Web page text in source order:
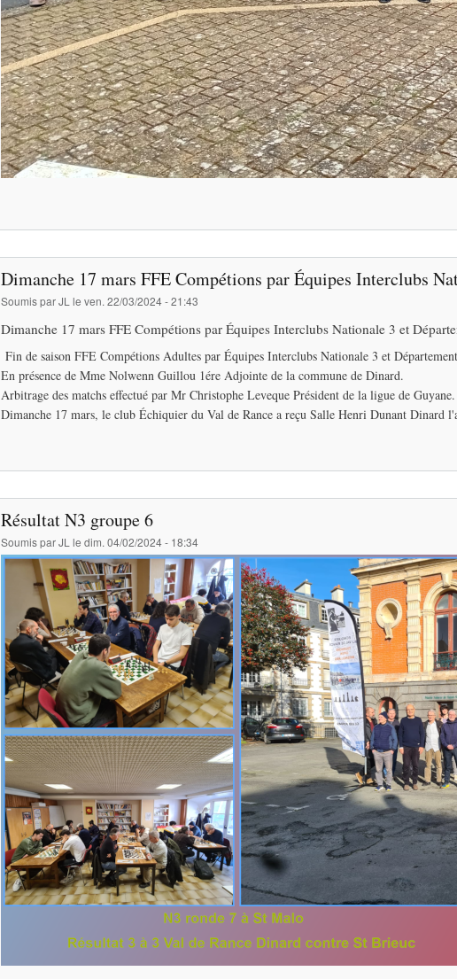
Dimanche 17 mars FFE Compétions par Équipes Interclubs
Soumis parJL le ven. 22/03/2024 - 21:43
Dimanche 17 mars FFE Compétions par Équipes Interclubs Nationale 3 et
Fin de saison FFE Compétions Adultes par Équipes Interclubs Nationale 3 et
En présence de Mme Nolwenn Guillou 1ére Adjointe de la commune de Dinard.
Arbitrage des matchs effectué par Mr Christophe Leveque Président de la ligue de Guyane.
Dimanche 17 mars, le club Échiquier du Val de Rance a reçu Salle Henri Dunant Dinard
Résultat N3 groupe 6
Soumis parJL le dim. 04/02/2024 - 18:34